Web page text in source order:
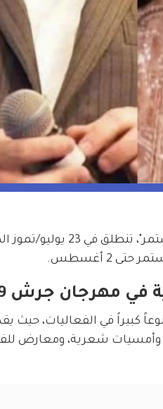
تحت شعار "هنا الأردن..
2 أغسطس.
شعرية، ومعارض